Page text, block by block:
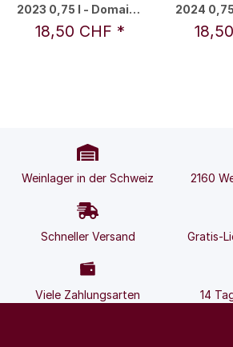
2023 0,75 l - Domaine
Laurent Perrachon &
18,50 CHF *
2024
Laurent
Weinlager in der Schweiz 2160
Schneller Versand Gratis-
Viele Zahlungsarten 14